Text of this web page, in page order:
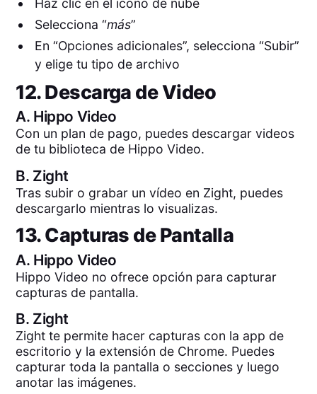
Haz clic en el icono de nube
Selecciona “más”
En “Opciones adicionales”, selecciona “Subir”
y elige tu tipo de archivo
12. Descarga de Video
A. Hippo Video
Con un plan de pago, puedes descargar videos
de tu biblioteca de Hippo Video.
B. Zight
Tras subir o grabar un vídeo en Zight, puedes
descargarlo mientras lo visualizas.
13. Capturas de Pantalla
A. Hippo Video
Hippo Video no ofrece opción para capturar
capturas de pantalla.
B. Zight
Zight te permite hacer capturas con la app de
escritorio y la extensión de Chrome. Puedes
capturar toda la pantalla o secciones y luego
anotar las imágenes.